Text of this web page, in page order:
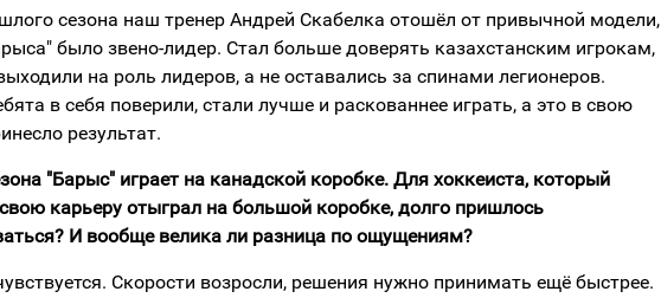
сезона наш тренер Андрей Скабелка отошёл от привычной модели,
было звено-лидер. Стал больше доверять казахстанским игрокам,
на роль лидеров, а не оставались за спинами легионеров.
в себя поверили, стали лучше и раскованнее играть, а это в свою
результат.
"Барыс" играет на канадской коробке. Для хоккеиста, который
карьеру отыграл на большой коробке, долго пришлось
И вообще велика ли разница по ощущениям?
Скорости возросли, решения нужно принимать ещё быстрее.